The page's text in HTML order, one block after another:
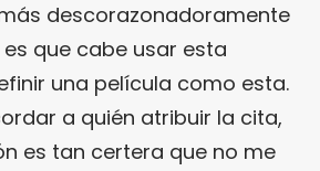
descorazonadoramente
que cabe usar esta
una película como esta.
a quién atribuir la cita,
es tan certera que no me